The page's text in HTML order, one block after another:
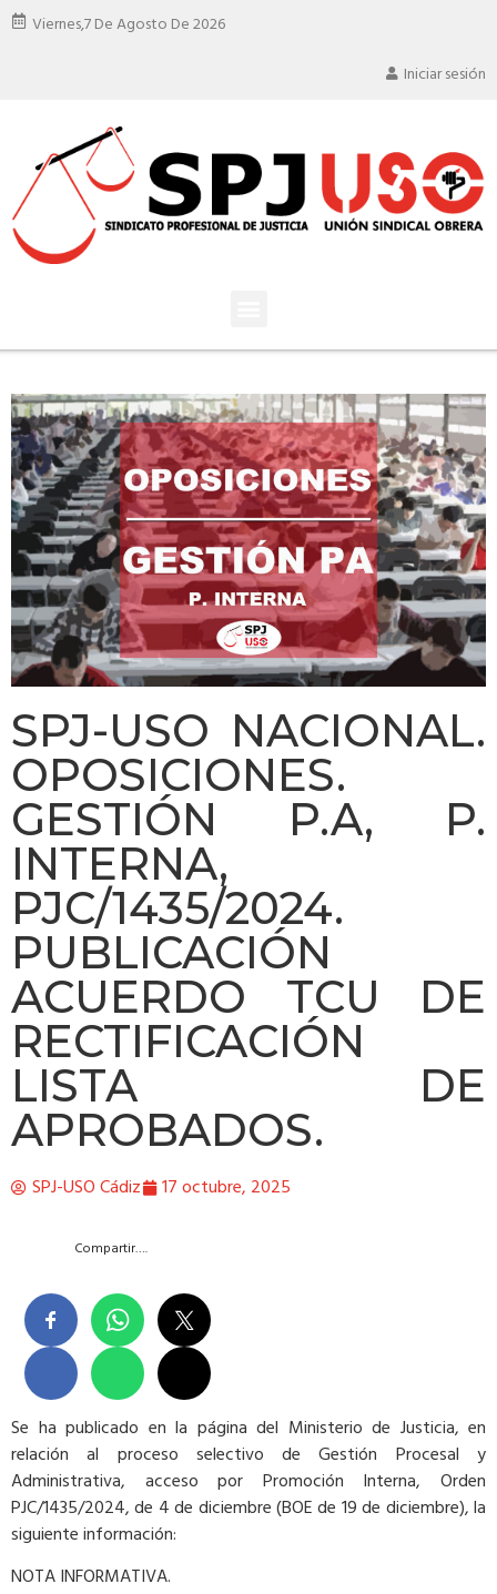
Viernes,7 De Agosto De 2026
Iniciar sesión
SPJ-USO NACIONAL.
OPOSICIONES.
GESTIÓN P.A, P.
INTERNA,
PJC/1435/2024.
PUBLICACIÓN
ACUERDO TCU DE
RECTIFICACIÓN
LISTA DE
APROBADOS.
SPJ-USO Cádiz 17 octubre, 2025
Compartir….
Se ha publicado en la página del Ministerio de Justicia, en
relación al proceso selectivo de Gestión Procesal y
Administrativa, acceso por Promoción Interna, Orden
PJC/1435/2024, de 4 de diciembre (BOE de 19 de diciembre), la
siguiente información:
NOTA INFORMATIVA.